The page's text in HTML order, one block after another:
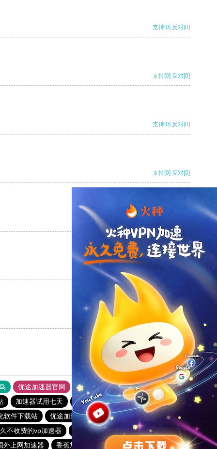
支持[0] 反对[0]
支持[0] 反对[0]
支持[0] 反对[0]
支持[0] 反对[0]
反对
反对[0]
优途加速器官网 风驰加速器 旋风加速器
八戒看书
加速器试用七天 蜜蜂加速器 vp加速器
turbo加速器
软件下载站 优途加速器官网
神灯vp加速器官网
不收费的vp加速器 一元机场 免费vqn加速外网
vp加速器
外上网加速器 香蕉加速器官网正版